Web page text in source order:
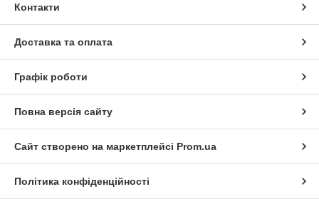
Контакти
Доставка та оплата
Графік роботи
Повна версія сайту
Сайт створено на маркетплейсі Prom.ua
Політика конфіденційності